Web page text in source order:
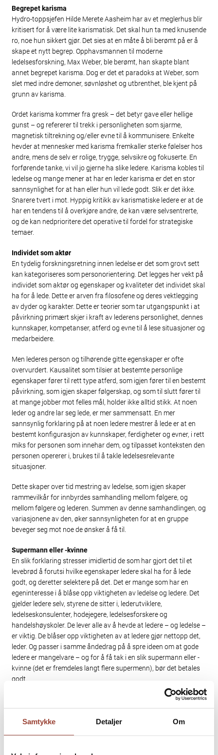
Samtykke Detaljer Om
Begrepet karisma
Hydro-toppsjefen Hilde Merete Aasheim har av et meglerhus blir
kritisert for å være lite karismatisk. Det skal hun ta med knusende
ro, noe hun sikkert gjør. Det sies at en måte å bli berømt på er å
skape et nytt begrep. Opphavsmannen til moderne
ledelsesforskning, Max Weber, ble berømt, han skapte blant
annet begrepet karisma. Dog er det et paradoks at Weber, som
slet med indre demoner, søvnløshet og utbrenthet, ble kjent på
grunn av karisma.
Ordet karisma kommer fra gresk – det betyr gave eller hellige
gunst – og refererer til trekk i personligheten som sjarme,
magnetisk tiltrekning og/eller evne til å kommunisere. Enkelte
hevder at mennesker med karisma fremkaller sterke følelser hos
andre, mens de selv er rolige, trygge, selvsikre og fokuserte. En
forførende tanke, vi vil jo gjerne ha slike ledere. Karisma kobles til
ledelse og mange mener at har en leder karisma er det en stor
sannsynlighet for at han eller hun vil lede godt. Slik er det ikke.
Snarere tvert i mot. Hyppig kritikk av karismatiske ledere er at de
har en tendens til å overkjøre andre, de kan være selvsentrerte,
og de kan nedprioritere det operative til fordel for strategiske
temaer.
Individet som aktør
En tydelig forskningsretning innen ledelse er det som grovt sett
kan kategoriseres som personorientering. Det legges her vekt på
individet som aktør og egenskaper og kvaliteter det individet skal
ha for å lede. Dette er arven fra filosofene og deres vektlegging
av dyder og karakter. Dette er teorier som tar utgangspunkt i at
påvirkning primært skjer i kraft av lederens personlighet, dennes
kunnskaper, kompetanser, atferd og evne til å lese situasjoner og
medarbeidere.
Men lederes person og tilhørende gitte egenskaper er ofte
overvurdert. Kausalitet som tilsier at bestemte personlige
egenskaper fører til rett type atferd, som igjen fører til en bestemt
påvirkning, som igjen skaper følgerskap, og som til slutt fører til
at mange jobber mot felles mål, holder ikke alltid stikk. At noen
leder og andre lar seg lede, er mer sammensatt. En mer
sannsynlig forklaring på at noen ledere mestrer å lede er at en
bestemt konfigurasjon av kunnskaper, ferdigheter og evner, i rett
miks for personen som innehar dem, og tilpasset konteksten den
personen opererer i, brukes til å takle ledelsesrelevante
situasjoner.
Dette skaper over tid mestring av ledelse, som igjen skaper
rammevilkår for innbyrdes samhandling mellom følgere, og
mellom følgere og lederen. Summen av denne samhandlingen, og
variasjonene av den, øker sannsynligheten for at en gruppe
beveger seg mot noe de ønsker å få til.
Supermann eller -kvinne
En slik forklaring stresser imidlertid de som har gjort det til et
levebrød å forutsi hvilke egenskaper ledere skal ha for å lede
godt, og deretter selektere på det. Det er mange som har en
egeninteresse i å blåse opp viktigheten av ledelse og ledere. Det
gjelder ledere selv, styrene de sitter i, lederutviklere,
ledelseskonsulenter, hodejegere, ledelsesforskere og
handelshøyskoler. De lever alle av å hevde at ledere – og ledelse –
er viktig. De blåser opp viktigheten av at ledere gjør nettopp det,
leder. Og passer i samme åndedrag på å spre ideen om at gode
ledere er mangelvare – og for å få tak i en slik supermann eller -
kvinne (det er fremdeles langt flere supermenn), bør det betales
godt.
Her kaster jeg stein i glasshus, jeg er selv en del av industrien.
Men vi må nyansere. Professor emeritus ved Albany-universitetet
coping with the growing social, economic and environmental